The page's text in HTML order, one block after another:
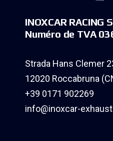
INOXCAR RACING
Numéro de TVA
Strada Hans Clemer
12020 Roccabruna
+39 0171 902269
info@inoxcar-